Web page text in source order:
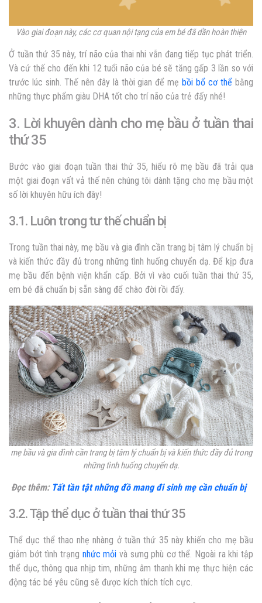
Vào giai đoạn này, các cơ quan nội tạng của em bé đã dần hoàn thiện
Ở tuần thứ 35 này, trí não của thai nhi vẫn đang tiếp tục phát triển.
Và cứ thế cho đến khi 12 tuổi não của bé sẽ tăng gấp 3 lần so với
trước lúc sinh. Thế nên đây là thời gian để mẹbồi bổ cơ thểbằng
những thực phẩm giàu DHA tốt cho trí não của trẻ đấy nhé!
3. Lời khuyên dành cho mẹ bầu ở tuần thai
thứ 35
Bước vào giai đoạn tuần thai thứ 35, hiểu rõ mẹ bầu đã trải qua
một giai đoạn vất vả thế nên chúng tôi dành tặng cho mẹ bầu một
số lời khuyên hữu ích đây!
3.1. Luôn trong tư thế chuẩn bị
Trong tuần thai này, mẹ bầu và gia đình cần trang bị tâm lý chuẩn bị
và kiến thức đầy đủ trong những tình huống chuyển dạ. Để kịp đưa
mẹ bầu đến bệnh viện khẩn cấp. Bởi vì vào cuối tuần thai thứ 35,
em bé đã chuẩn bị sẵn sàng để chào đời rồi đấy.
mẹ bầu và gia đình cần trang bị tâm lý chuẩn bị và kiến thức đầy đủ trong
những tình huống chuyển dạ.
Đọc thêm: Tất tần tật những đồ mang đi sinh mẹ cần chuẩn bị
3.2. Tập thể dục ở tuần thai thứ 35
Thể dục thể thao nhẹ nhàng ở tuần thứ 35 này khiến cho mẹ bầu
giảm bớt tình trạng nhức mỏi và sưng phù cơ thể. Ngoài ra khi tập
thể dục, thông qua nhịp tim, những âm thanh khi mẹ thực hiện các
động tác bé yêu cũng sẽ được kích thích tích cực.